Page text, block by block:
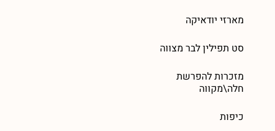
מארזי יודאיקה
סט תפילין לבר מצווה
מזכרות להפרשת
חלה\מקווה
כיפות